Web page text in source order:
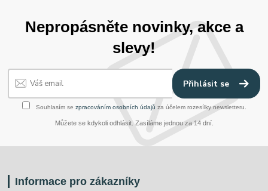
Nepropásněte novinky, akce a
slevy!
Přihlásit se
Souhlasím se zpracováním osobních údajů za účelem rozesílky newsletteru.
Můžete se kdykoli odhlásit. Zasíláme jednou za 14 dní.
Informace pro zákazníky